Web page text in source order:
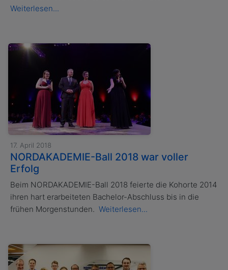
Weiterlesen...
17. April 2018
NORDAKADEMIE-Ball 2018 war voller
Erfolg
Beim NORDAKADEMIE-Ball 2018 feierte die Kohorte 2014
ihren hart erarbeiteten Bachelor-Abschluss bis in die
frühen Morgenstunden. Weiterlesen...